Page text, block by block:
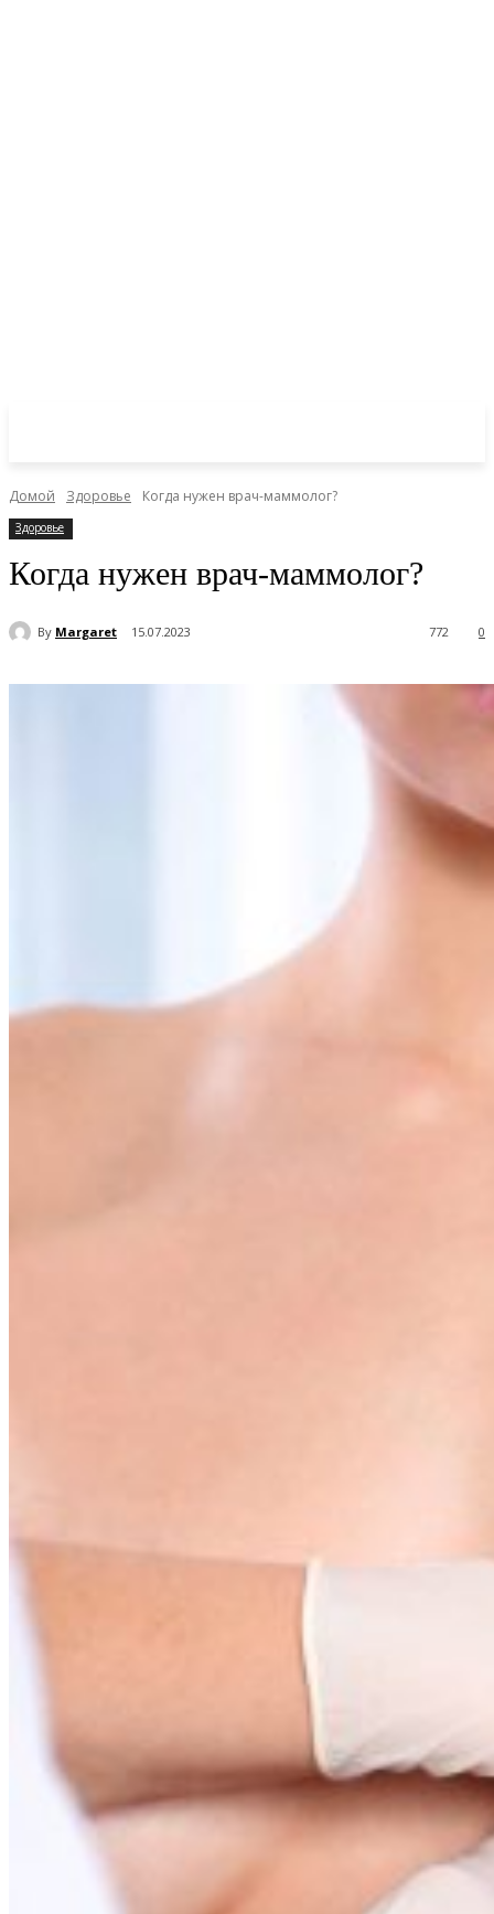
Домой Здоровье Когда нужен врач-маммолог?
Здоровье
Когда нужен врач-маммолог?
By Margaret 15.07.2023 0
772